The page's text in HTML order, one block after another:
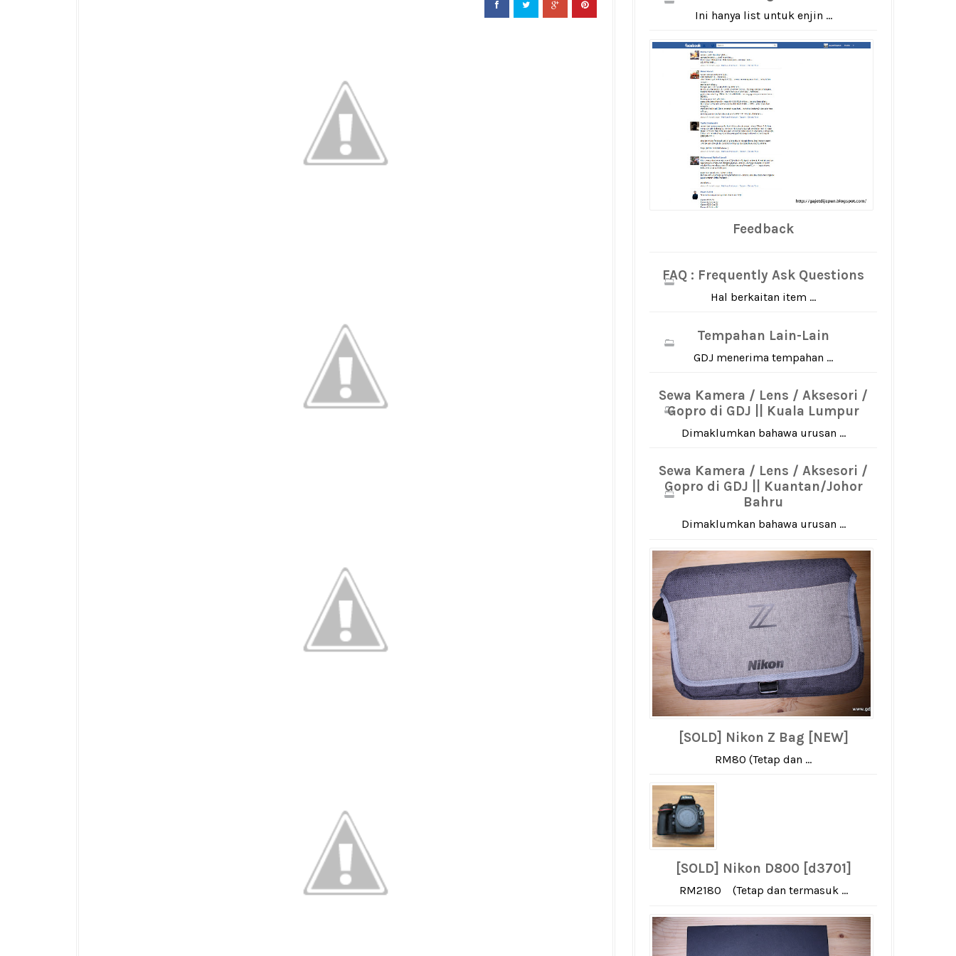
Ini hanya list untuk enjin ...
Feedback
FAQ : Frequently Ask Questions
Hal berkaitan item ...
Tempahan Lain-Lain
GDJ menerima tempahan ...
Sewa Kamera / Lens / Aksesori /
Gopro di GDJ || Kuala Lumpur
Dimaklumkan bahawa urusan ...
Sewa Kamera / Lens / Aksesori /
Gopro di GDJ || Kuantan/Johor
Bahru
Dimaklumkan bahawa urusan ...
[SOLD] Nikon Z Bag [NEW]
RM80 (Tetap dan ...
[SOLD] Nikon D800 [d3701]
RM2180 (Tetap dan termasuk ...